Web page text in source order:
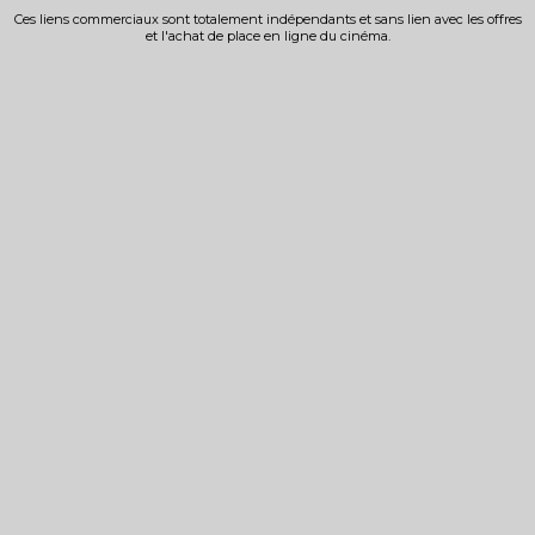
Ces liens commerciaux sont totalement indépendants et sans lien avec les offres
et l'achat de place en ligne du cinéma.